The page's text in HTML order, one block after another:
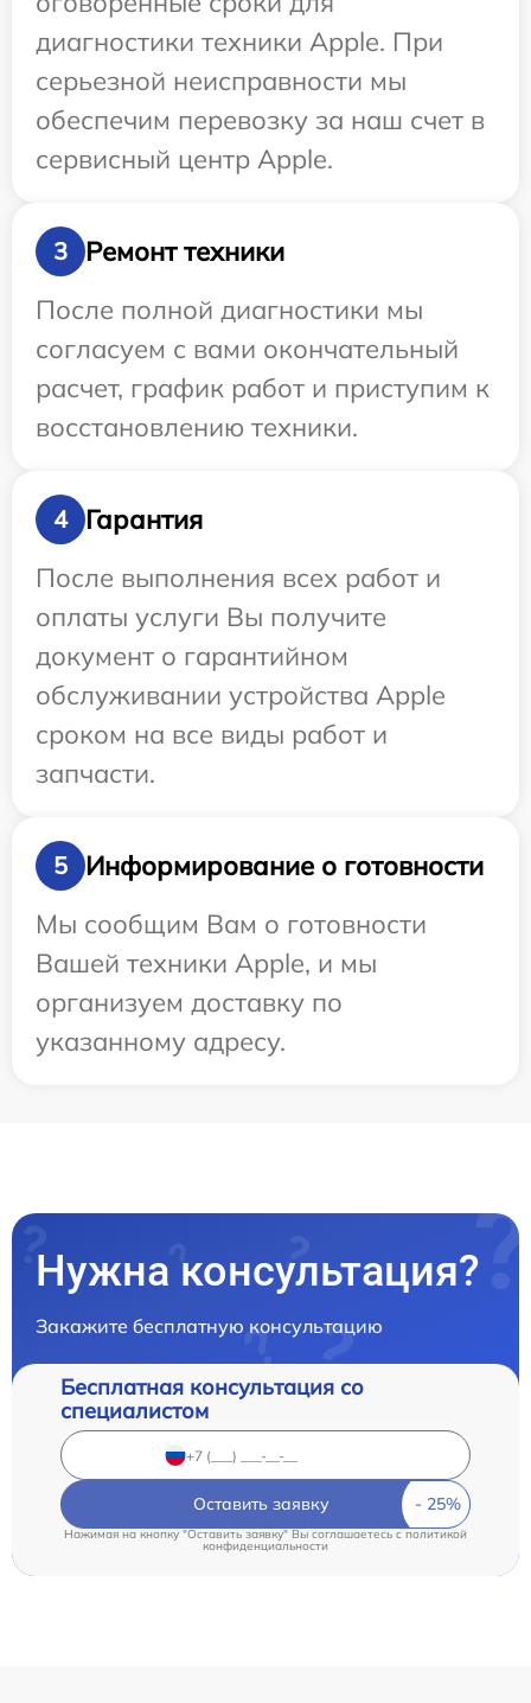
диагностики техники Apple. При
серьезной неисправности мы
обеспечим перевозку за наш счет в
сервисный центр Apple.
3
Ремонт техники
После полной диагностики мы
согласуем с вами окончательный
расчет, график работ и приступим к
восстановлению техники.
4
Гарантия
После выполнения всех работ и
оплаты услуги Вы получите
документ о гарантийном
обслуживании устройства Apple
сроком на все виды работ и
запчасти.
5
Информирование о готовности
Мы сообщим Вам о готовности
Вашей техники Apple, и мы
организуем доставку по
указанному адресу.
Нужна консультация?
Закажите бесплатную консультацию
Бесплатная консультация со
специалистом
Оставить заявку
Нажимая на кнопку "Оставить заявку" Вы соглашаетесь cполитикой
конфиденциальности